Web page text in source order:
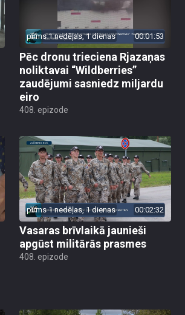
pirms 1 nedēļas, 1 dienas 00:01:53
Pēc dronu trieciena Rjazaņas
noliktavai “Wildberries”
zaudējumi sasniedz miljardu
eiro
408. epizode
pirms 1 nedēļas, 1 dienas 00:02:32
Vasaras brīvlaikā jaunieši
apgūst militārās prasmes
408. epizode